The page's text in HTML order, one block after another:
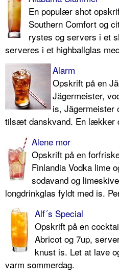
En populær shot
Southern Comfort og
rystes og servers i et
serveres i et highballglas
Alarm
Opskrift på en
Jägermeister,
is, Jägermeister
tilsæt danskvand. En lækker
Alene mor
Opskrift på en
Finlandia Vodka lime
sodavand og
longdrinkglas fyldt med is.
Alf´s Special
Opskrift på en
Abricot og 7up,
knust is. Let at lave
varm sommerdag.